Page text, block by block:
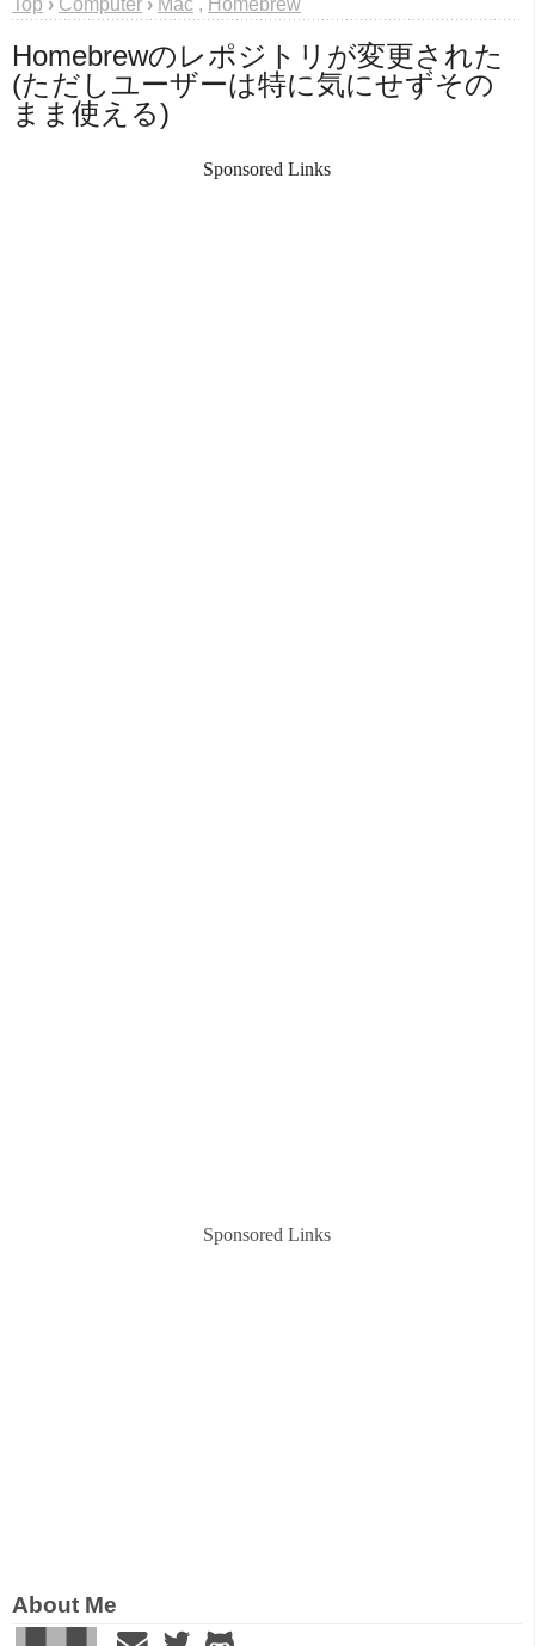
Homebrewのレポジトリが変更された
(ただしユーザーは特に気にせずその
まま使える)
Sponsored Links
Sponsored Links
About Me